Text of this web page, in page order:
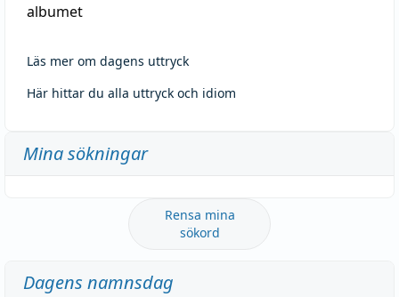
albumet
Läs mer om dagens uttryck
Här hittar du alla uttryck och idiom
Mina sökningar
Rensa mina
sökord
Dagens namnsdag